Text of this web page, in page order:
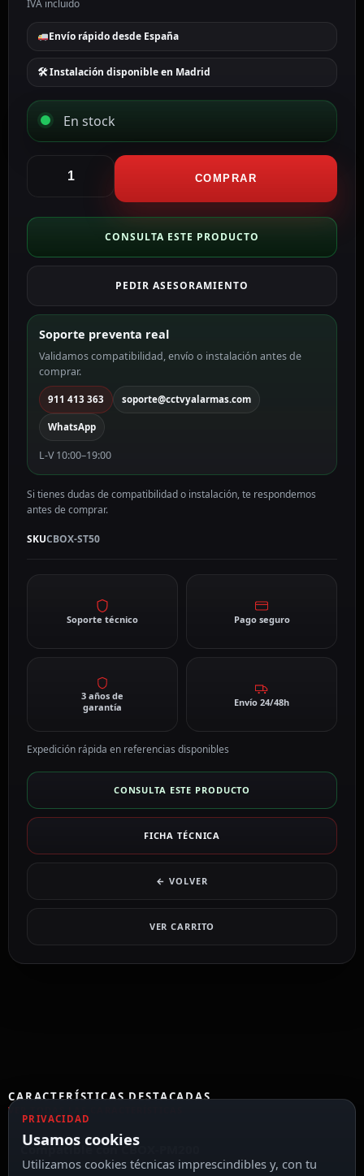
IVA incluido
Envío rápido desde España
🛠 Instalación disponible en Madrid
En stock
Soporte
Altura
cm
x
(Ø)
cm
color
blanco
CBOX-
ST50
cantidad
COMPRAR
CONSULTA ESTE PRODUCTO
PEDIR ASESORAMIENTO
Soporte preventa real
Validamos compatibilidad, envío o instalación antes de
comprar.
911 413 363 soporte@cctvyalarmas.com
WhatsApp
L-V 10:00–19:00
Si tienes dudas de compatibilidad o instalación, te respondemos
antes de comprar.
SKUCBOX-ST50
Soporte técnico Pago seguro
3 años de
garantía
Envío 24/48h
Expedición rápida en referencias disponibles
CONSULTA ESTE PRODUCTO
FICHA TÉCNICA
← VOLVER
VER CARRITO
CARACTERÍSTICAS DESTACADAS
VER TODAS LAS CARACTERÍSTICAS
Compatible con CBOX-PM200
PRIVACIDAD
Usamos cookies
Utilizamos cookies técnicas imprescindibles y, con tu